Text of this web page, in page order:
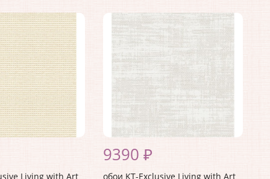
Living with Art
9390 ₽
обои KT-Exclusive Living with Art